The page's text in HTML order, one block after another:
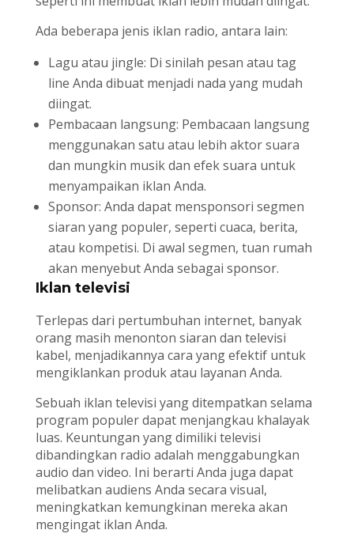
Ada beberapa jenis iklan radio, antara lain:
Lagu atau jingle: Di sinilah pesan atau tag
line Anda dibuat menjadi nada yang mudah
diingat.
Pembacaan langsung: Pembacaan langsung
menggunakan satu atau lebih aktor suara
dan mungkin musik dan efek suara untuk
menyampaikan iklan Anda.
Sponsor: Anda dapat mensponsori segmen
siaran yang populer, seperti cuaca, berita,
atau kompetisi. Di awal segmen, tuan rumah
akan menyebut Anda sebagai sponsor.
Iklan televisi
Terlepas dari pertumbuhan internet, banyak
orang masih menonton siaran dan televisi
kabel, menjadikannya cara yang efektif untuk
mengiklankan produk atau layanan Anda.
Sebuah iklan televisi yang ditempatkan selama
program populer dapat menjangkau khalayak
luas. Keuntungan yang dimiliki televisi
dibandingkan radio adalah menggabungkan
audio dan video. Ini berarti Anda juga dapat
melibatkan audiens Anda secara visual,
meningkatkan kemungkinan mereka akan
mengingat iklan Anda.